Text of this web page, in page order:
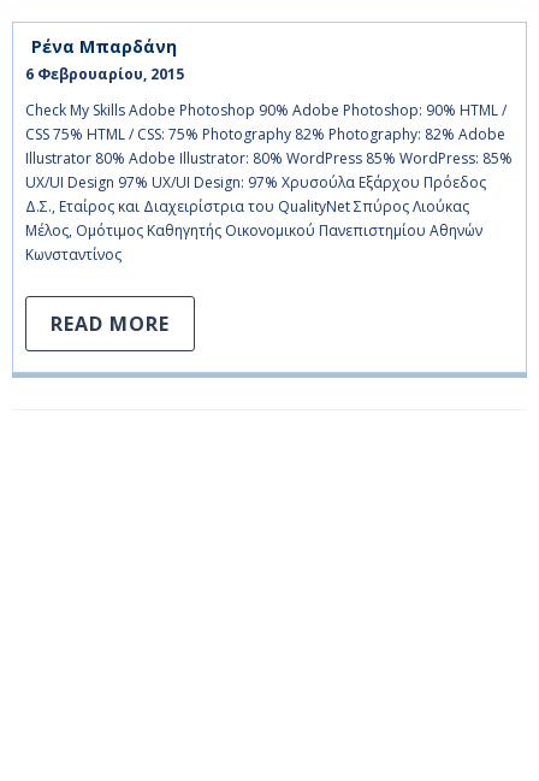
Ρένα Μπαρδάνη
6 Φεβρουαρίου, 2015
Check My Skills Adobe Photoshop 90% Adobe Photoshop: 90% HTML /
CSS 75% HTML / CSS: 75% Photography 82% Photography: 82% Adobe
Illustrator 80% Adobe Illustrator: 80% WordPress 85% WordPress: 85%
UX/UI Design 97% UX/UI Design: 97% Χρυσούλα Εξάρχου Πρόεδος
Δ.Σ., Εταίρος και Διαχειρίστρια του QualityNet Σπύρος Λιούκας
Μέλος, Ομότιμος Καθηγητής Οικονομικού Πανεπιστημίου Αθηνών
Κωνσταντίνος
READ MORE